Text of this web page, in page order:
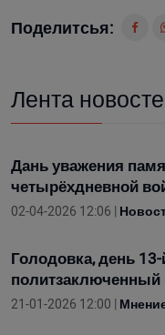
Поделитсья:
Лента
Дань уважения
четырёхдневной
02-04-2026 12:06 |
Голодовка, день
политзаключенный
21-01-2026 12:00 |